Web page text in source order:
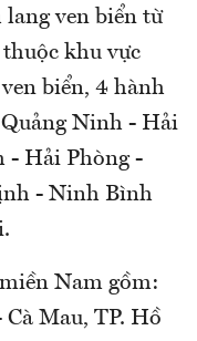
lang ven biển từ
khu vực
biển, 4 hành
Ninh - Hải
- Hải Phòng -
- Ninh Bình
Nam gồm:
Mau, TP. Hồ